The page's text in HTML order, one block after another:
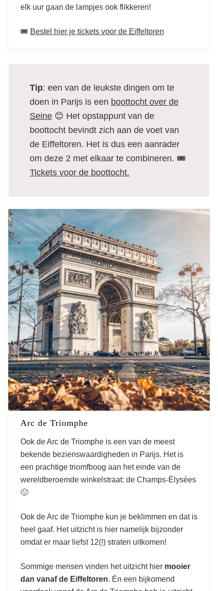
elk uur gaan de lampjes ook flikkeren!
🎟️ Bestel hier je tickets voor de Eiffeltoren
Tip: een van de leukste dingen om te
doen in Parijs is een boottocht over de
Seine😊 Het opstappunt van de
boottocht bevindt zich aan de voet van
de Eiffeltoren. Het is dus een aanrader
om deze 2 met elkaar te combineren. 🎟️
Tickets voor de boottocht.
Arc de Triomphe
Ook de Arc de Triomphe is een van de meest
bekende bezienswaardigheden in Parijs. Het is
een prachtige triomfboog aan het einde van de
wereldberoemde winkelstraat: de Champs-Élysées
🙂
Ook de Arc de Triomphe kun je beklimmen en dat is
heel gaaf. Het uitzicht is hier namelijk bijzonder
omdat er maar liefst 12(!) straten uitkomen!
Sommige mensen vinden het uitzicht hier mooier
dan vanaf de Eiffeltoren. Én een bijkomend